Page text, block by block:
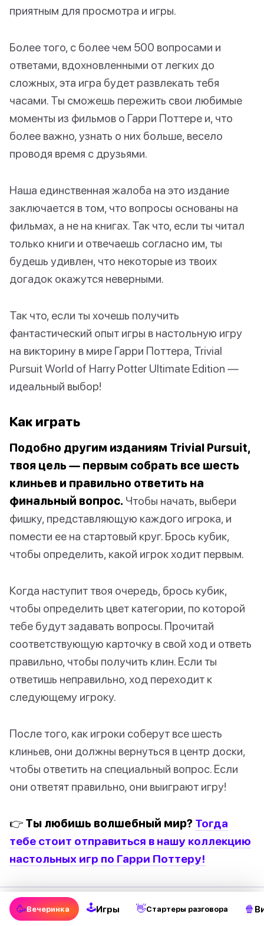
приятным для просмотра и игры.
Более того, с более чем 500 вопросами и
ответами, вдохновленными от легких до
сложных, эта игра будет развлекать тебя
часами. Ты сможешь пережить свои любимые
моменты из фильмов о Гарри Поттере и, что
более важно, узнать о них больше, весело
проводя время с друзьями.
Наша единственная жалоба на это издание
заключается в том, что вопросы основаны на
фильмах, а не на книгах. Так что, если ты читал
только книги и отвечаешь согласно им, ты
будешь удивлен, что некоторые из твоих
догадок окажутся неверными.
Так что, если ты хочешь получить
фантастический опыт игры в настольную игру
на викторину в мире Гарри Поттера, Trivial
Pursuit World of Harry Potter Ultimate Edition —
идеальный выбор!
Как играть
Подобно другим изданиям Trivial Pursuit,
твоя цель — первым собрать все шесть
клиньев и правильно ответить на
финальный вопрос. Чтобы начать, выбери
фишку, представляющую каждого игрока, и
помести ее на стартовый круг. Брось кубик,
чтобы определить, какой игрок ходит первым.
Когда наступит твоя очередь, брось кубик,
чтобы определить цвет категории, по которой
тебе будут задавать вопросы. Прочитай
соответствующую карточку в свой ход и ответь
правильно, чтобы получить клин. Если ты
ответишь неправильно, ход переходит к
следующему игроку.
После того, как игроки соберут все шесть
клиньев, они должны вернуться в центр доски,
чтобы ответить на специальный вопрос. Если
они ответят правильно, они выиграют игру!
👉 Ты любишь волшебный мир? Тогда
тебе стоит отправиться в нашу коллекцию
настольных игр по Гарри Поттеру!
5. Лучшая для маленьких
🥳Вечеринка 🕹Игры 👋Стартеры разговора 🍿